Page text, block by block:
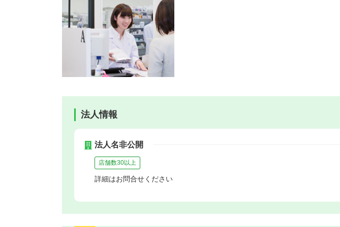
法人情報
法人名非公開
店舗数30以上
詳細はお問合せください